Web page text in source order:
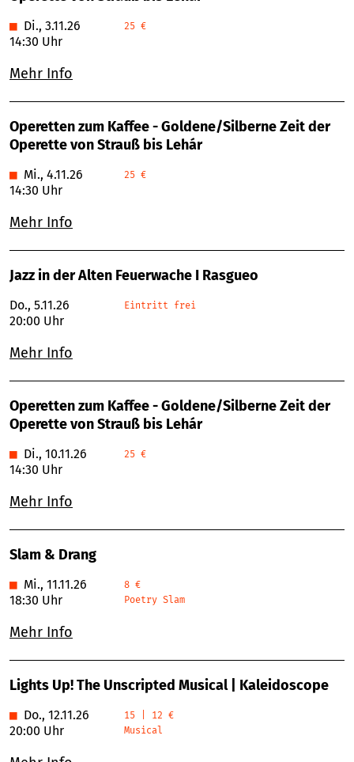
■ Di., 3.11.26
14:30 Uhr
25 €
Mehr Info
Operetten zum Kaffee - Goldene/Silberne Zeit der
Operette von Strauß bis Lehár
■ Mi., 4.11.26
14:30 Uhr
25 €
Mehr Info
Jazz in der Alten Feuerwache I Rasgueo
Do., 5.11.26
20:00 Uhr
Eintritt frei
Mehr Info
Operetten zum Kaffee - Goldene/Silberne Zeit der
Operette von Strauß bis Lehár
■ Di., 10.11.26
14:30 Uhr
25 €
Mehr Info
Slam & Drang
■ Mi., 11.11.26
18:30 Uhr
8 €
Poetry Slam
Mehr Info
Lights Up! The Unscripted Musical | Kaleidoscope
■ Do., 12.11.26
20:00 Uhr
15 | 12 €
Musical